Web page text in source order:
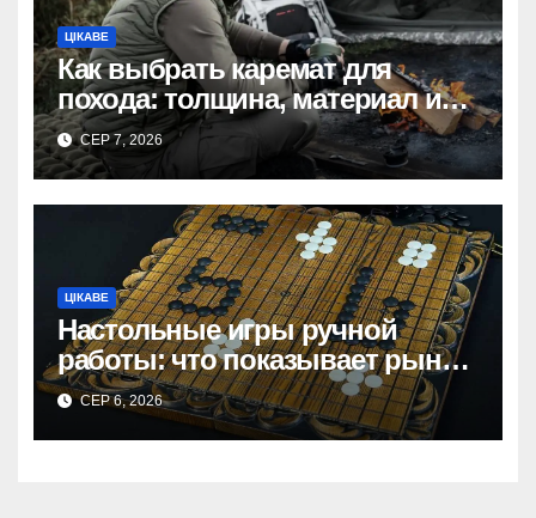
ЦІКАВЕ
Как выбрать каремат для
похода: толщина, материал и
размер
СЕР 7, 2026
ЦІКАВЕ
Настольные игры ручной
работы: что показывает рынок
и почему цифры говорят сами
за себя
СЕР 6, 2026